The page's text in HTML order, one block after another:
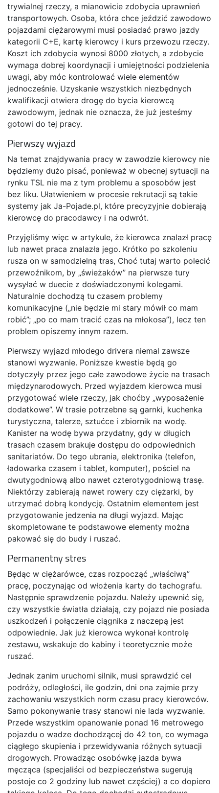
trywialnej rzeczy, a mianowicie zdobycia uprawnień
transportowych. Osoba, która chce jeździć zawodowo
pojazdami ciężarowymi musi posiadać prawo jazdy
kategorii C+E, kartę kierowcy i kurs przewozu rzeczy.
Koszt ich zdobycia wynosi 8000 złotych, a zdobycie
wymaga dobrej koordynacji i umiejętności podzielenia
uwagi, aby móc kontrolować wiele elementów
jednocześnie. Uzyskanie wszystkich niezbędnych
kwalifikacji otwiera drogę do bycia kierowcą
zawodowym, jednak nie oznacza, że już jesteśmy
gotowi do tej pracy.
Pierwszy wyjazd
Na temat znajdywania pracy w zawodzie kierowcy nie
będziemy dużo pisać, ponieważ w obecnej sytuacji na
rynku TSL nie ma z tym problemu a sposobów jest
bez liku. Ułatwieniem w procesie rekrutacji są takie
systemy jak Ja-Pojade.pl, które precyzyjnie dobierają
kierowcę do pracodawcy i na odwrót.
Przyjęliśmy więc w artykule, że kierowca znalazł pracę
lub nawet praca znalazła jego. Krótko po szkoleniu
rusza on w samodzielną tras, Choć tutaj warto polecić
przewoźnikom, by „świeżaków” na pierwsze tury
wysyłać w duecie z doświadczonymi kolegami.
Naturalnie dochodzą tu czasem problemy
komunikacyjne („nie będzie mi stary mówił co mam
robić”; „po co mam tracić czas na młokosa”), lecz ten
problem opiszemy innym razem.
Pierwszy wyjazd młodego drivera niemal zawsze
stanowi wyzwanie. Poniższe kwestie będą go
dotyczyły przez jego całe zawodowe życie na trasach
międzynarodowych. Przed wyjazdem kierowca musi
przygotować wiele rzeczy, jak choćby „wyposażenie
dodatkowe”. W trasie potrzebne są garnki, kuchenka
turystyczna, talerze, sztućce i zbiornik na wodę.
Kanister na wodę bywa przydatny, gdy w długich
trasach czasem brakuje dostępu do odpowiednich
sanitariatów. Do tego ubrania, elektronika (telefon,
ładowarka czasem i tablet, komputer), pościel na
dwutygodniową albo nawet czterotygodniową trasę.
Niektórzy zabierają nawet rowery czy ciężarki, by
utrzymać dobrą kondycję. Ostatnim elementem jest
przygotowanie jedzenia na długi wyjazd. Mając
skompletowane te podstawowe elementy można
pakować się do budy i ruszać.
Permanentny stres
Będąc w ciężarówce, czas rozpocząć „właściwą”
pracę, poczynając od włożenia karty do tachografu.
Następnie sprawdzenie pojazdu. Należy upewnić się,
czy wszystkie światła działają, czy pojazd nie posiada
uszkodzeń i połączenie ciągnika z naczepą jest
odpowiednie. Jak już kierowca wykonał kontrolę
zestawu, wskakuje do kabiny i teoretycznie może
ruszać.
Jednak zanim uruchomi silnik, musi sprawdzić cel
podróży, odległości, ile godzin, dni ona zajmie przy
zachowaniu wszystkich norm czasu pracy kierowców.
Samo pokonywanie trasy stanowi nie lada wyzwanie.
Przede wszystkim opanowanie ponad 16 metrowego
pojazdu o wadze dochodzącej do 42 ton, co wymaga
ciągłego skupienia i przewidywania różnych sytuacji
drogowych. Prowadząc osobówkę jazda bywa
męcząca (specjaliści od bezpieczeństwa sugerują
postoje co 2 godziny lub nawet częściej) a co dopiero